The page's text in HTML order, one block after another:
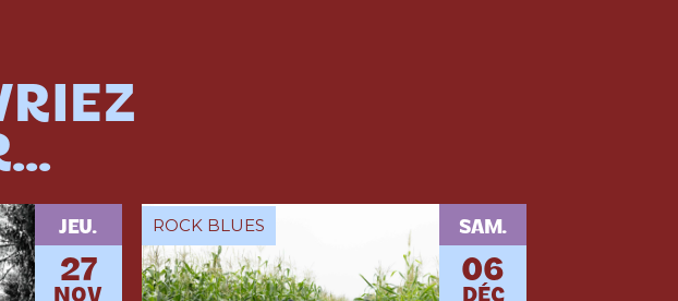
JEU.
27
ROCK BLUES SAM.
06